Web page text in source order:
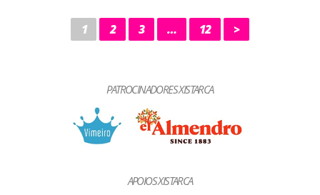
1 2 3 … 12 >
PATROCINADORES XISTARCA
APOIOS XISTARCA